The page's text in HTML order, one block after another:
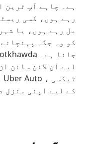
ہے۔ چاہے آپ ٹرین
رہے ہوں، کسی
کو وہ جگہ
کے لیے اپنی منزل